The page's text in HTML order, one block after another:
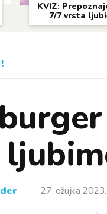
KVIZ:
7/7 vrsta
27. ožujka 2023.